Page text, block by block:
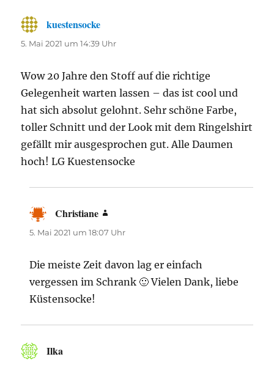
kuestensocke
5. Mai 2021 um 14:39 Uhr
Wow 20 Jahre den Stoff auf die richtige
Gelegenheit warten lassen – das ist cool und
hat sich absolut gelohnt. Sehr schöne Farbe,
toller Schnitt und der Look mit dem Ringelshirt
gefällt mir ausgesprochen gut. Alle Daumen
hoch! LG Kuestensocke
Christiane
5. Mai 2021 um 18:07 Uhr
Die meiste Zeit davon lag er einfach
vergessen im Schrank 🙂 Vielen Dank, liebe
Küstensocke!
Ilka